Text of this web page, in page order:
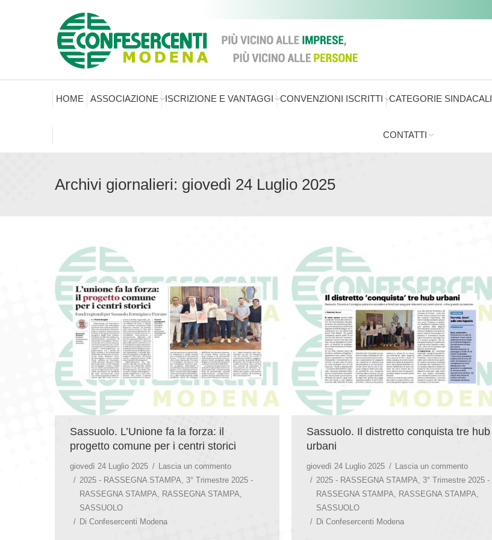
HOME ASSOCIAZIONE ISCRIZIONE E VANTAGGI CONVENZIONI ISCRITTI CATEGORIE SINDACALI
CONTATTI
Archivi giornalieri: giovedì 24 Luglio 2025
Sassuolo. L’Unione fa la forza: il
progetto comune per i centri storici
giovedì 24 Luglio 2025
Lascia un commento
2025 - RASSEGNA STAMPA
3° Trimestre 2025 -
RASSEGNA STAMPA
RASSEGNA STAMPA
SASSUOLO
Di Confesercenti Modena
Sassuolo. Il distretto conquista tre hub
urbani
giovedì 24 Luglio 2025
Lascia un commento
2025 - RASSEGNA STAMPA
3° Trimestre 2025 -
RASSEGNA STAMPA
RASSEGNA STAMPA
SASSUOLO
Di Confesercenti Modena